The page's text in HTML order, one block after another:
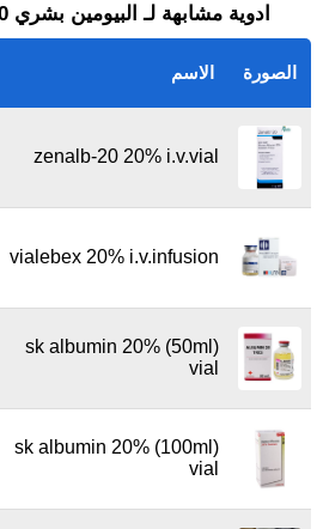
ادوية مشابهة لـ البيومين بشري 20% 100 مل وريدي
الصورة الاسم
zenalb-20 20% i.v.vial
vialebex 20% i.v.infusion
sk albumin 20% (50ml)
vial
sk albumin 20% (100ml)
vial